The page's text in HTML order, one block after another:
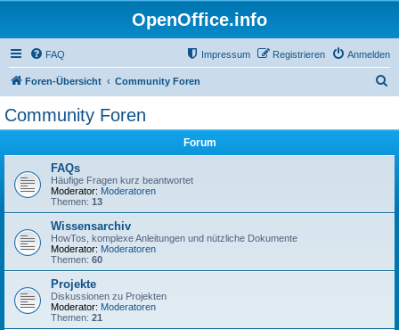
OpenOffice.info
FAQ Anmelden
Registrieren
Impressum
Foren-Übersicht Community Foren
Community Foren
Forum
FAQs
Häufige Fragen kurz beantwortet
Moderator: Moderatoren
Themen: 13
Wissensarchiv
HowTos, komplexe Anleitungen und nützliche Dokumente
Moderator: Moderatoren
Themen: 60
Projekte
Diskussionen zu Projekten
Moderator: Moderatoren
Themen: 21